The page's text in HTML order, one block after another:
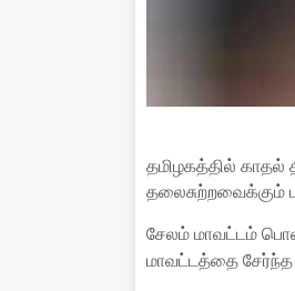
தமிழகத்தில்
தலைசுற்றவைக்கும்
சேலம் மாவட்டம்
மாவட்டத்தை